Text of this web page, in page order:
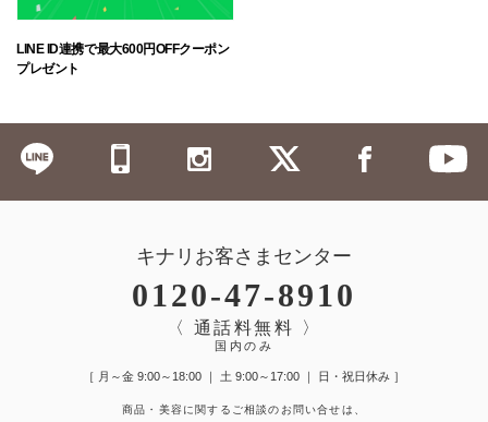
LINE ID連携で最大600円OFFクーポン
プレゼント
キナリお客さまセンター
0120-47-8910
〈 通話料無料 〉
国内のみ
［ 月～金 9:00～18:00 ｜ 土 9:00～17:00 ｜ 日・祝日休み ］
商品・美容に関するご相談のお問い合せは、